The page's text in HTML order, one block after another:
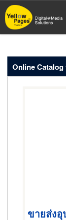
Skip
to
main
Online